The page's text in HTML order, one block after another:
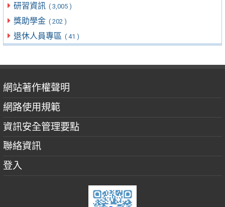
研習資訊 ( 3,005 )
獎助學金 ( 202 )
退休人員專區 ( 41 )
網站著作權聲明
網路使用規範
資訊安全管理要點
聯絡資訊
登入